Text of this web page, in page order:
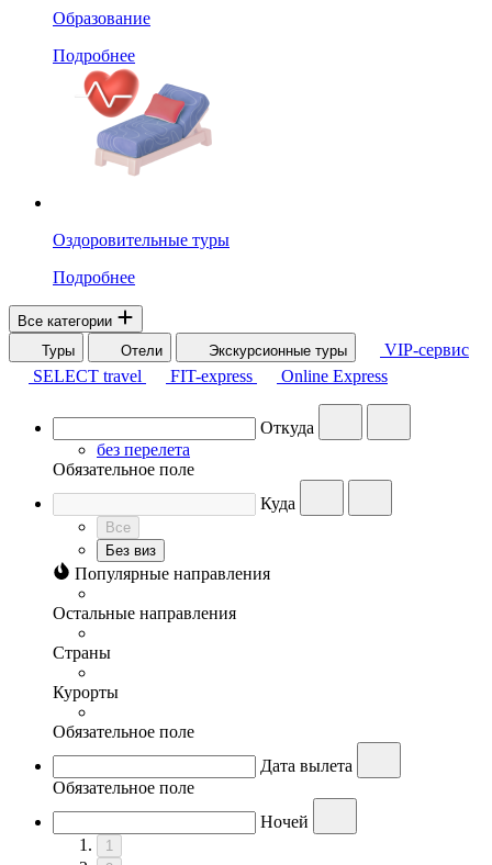
Образование
Подробнее
Оздоровительные туры
Подробнее
Все категории
Туры
Отели Экскурсионные туры
VIP-сервис
SELECT travel
FIT-express Online Express
Откуда
без перелета
Обязательное поле
Куда
Все
Без виз
Популярные направления
Остальные направления
Страны
Курорты
Обязательное поле
Дата вылета
Обязательное поле
Ночей
1